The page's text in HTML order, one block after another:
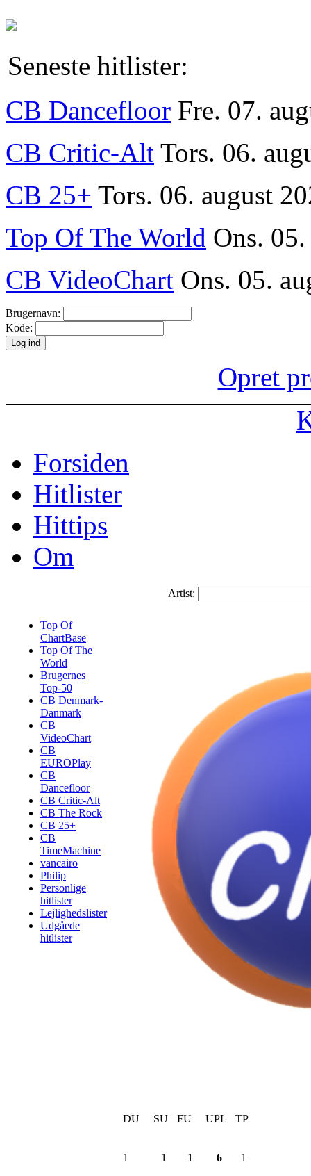
Seneste hitlister:
CB Dancefloor Fre. 07.
CB Critic-Alt Tors. 06.
CB 25+ Tors. 06. august
Top Of The World Ons.
CB VideoChart Ons. 05.
Brugernavn:
Kode:
Opret
Forsiden
Hitlister
Hittips
Om
Artist:
Top Of
ChartBase
Top Of The
World
Brugernes
Top-50
CB Denmark-
Danmark
CB
VideoChart
CB
EUROPlay
CB
Dancefloor
CB Critic-Alt
CB The Rock
CB 25+
CB
TimeMachine
vancairo
Philip
Personlige
hitlister
Lejlighedslister
Udgåede
hitlister
DU SU FU UPL TP
1 1 1 6 1